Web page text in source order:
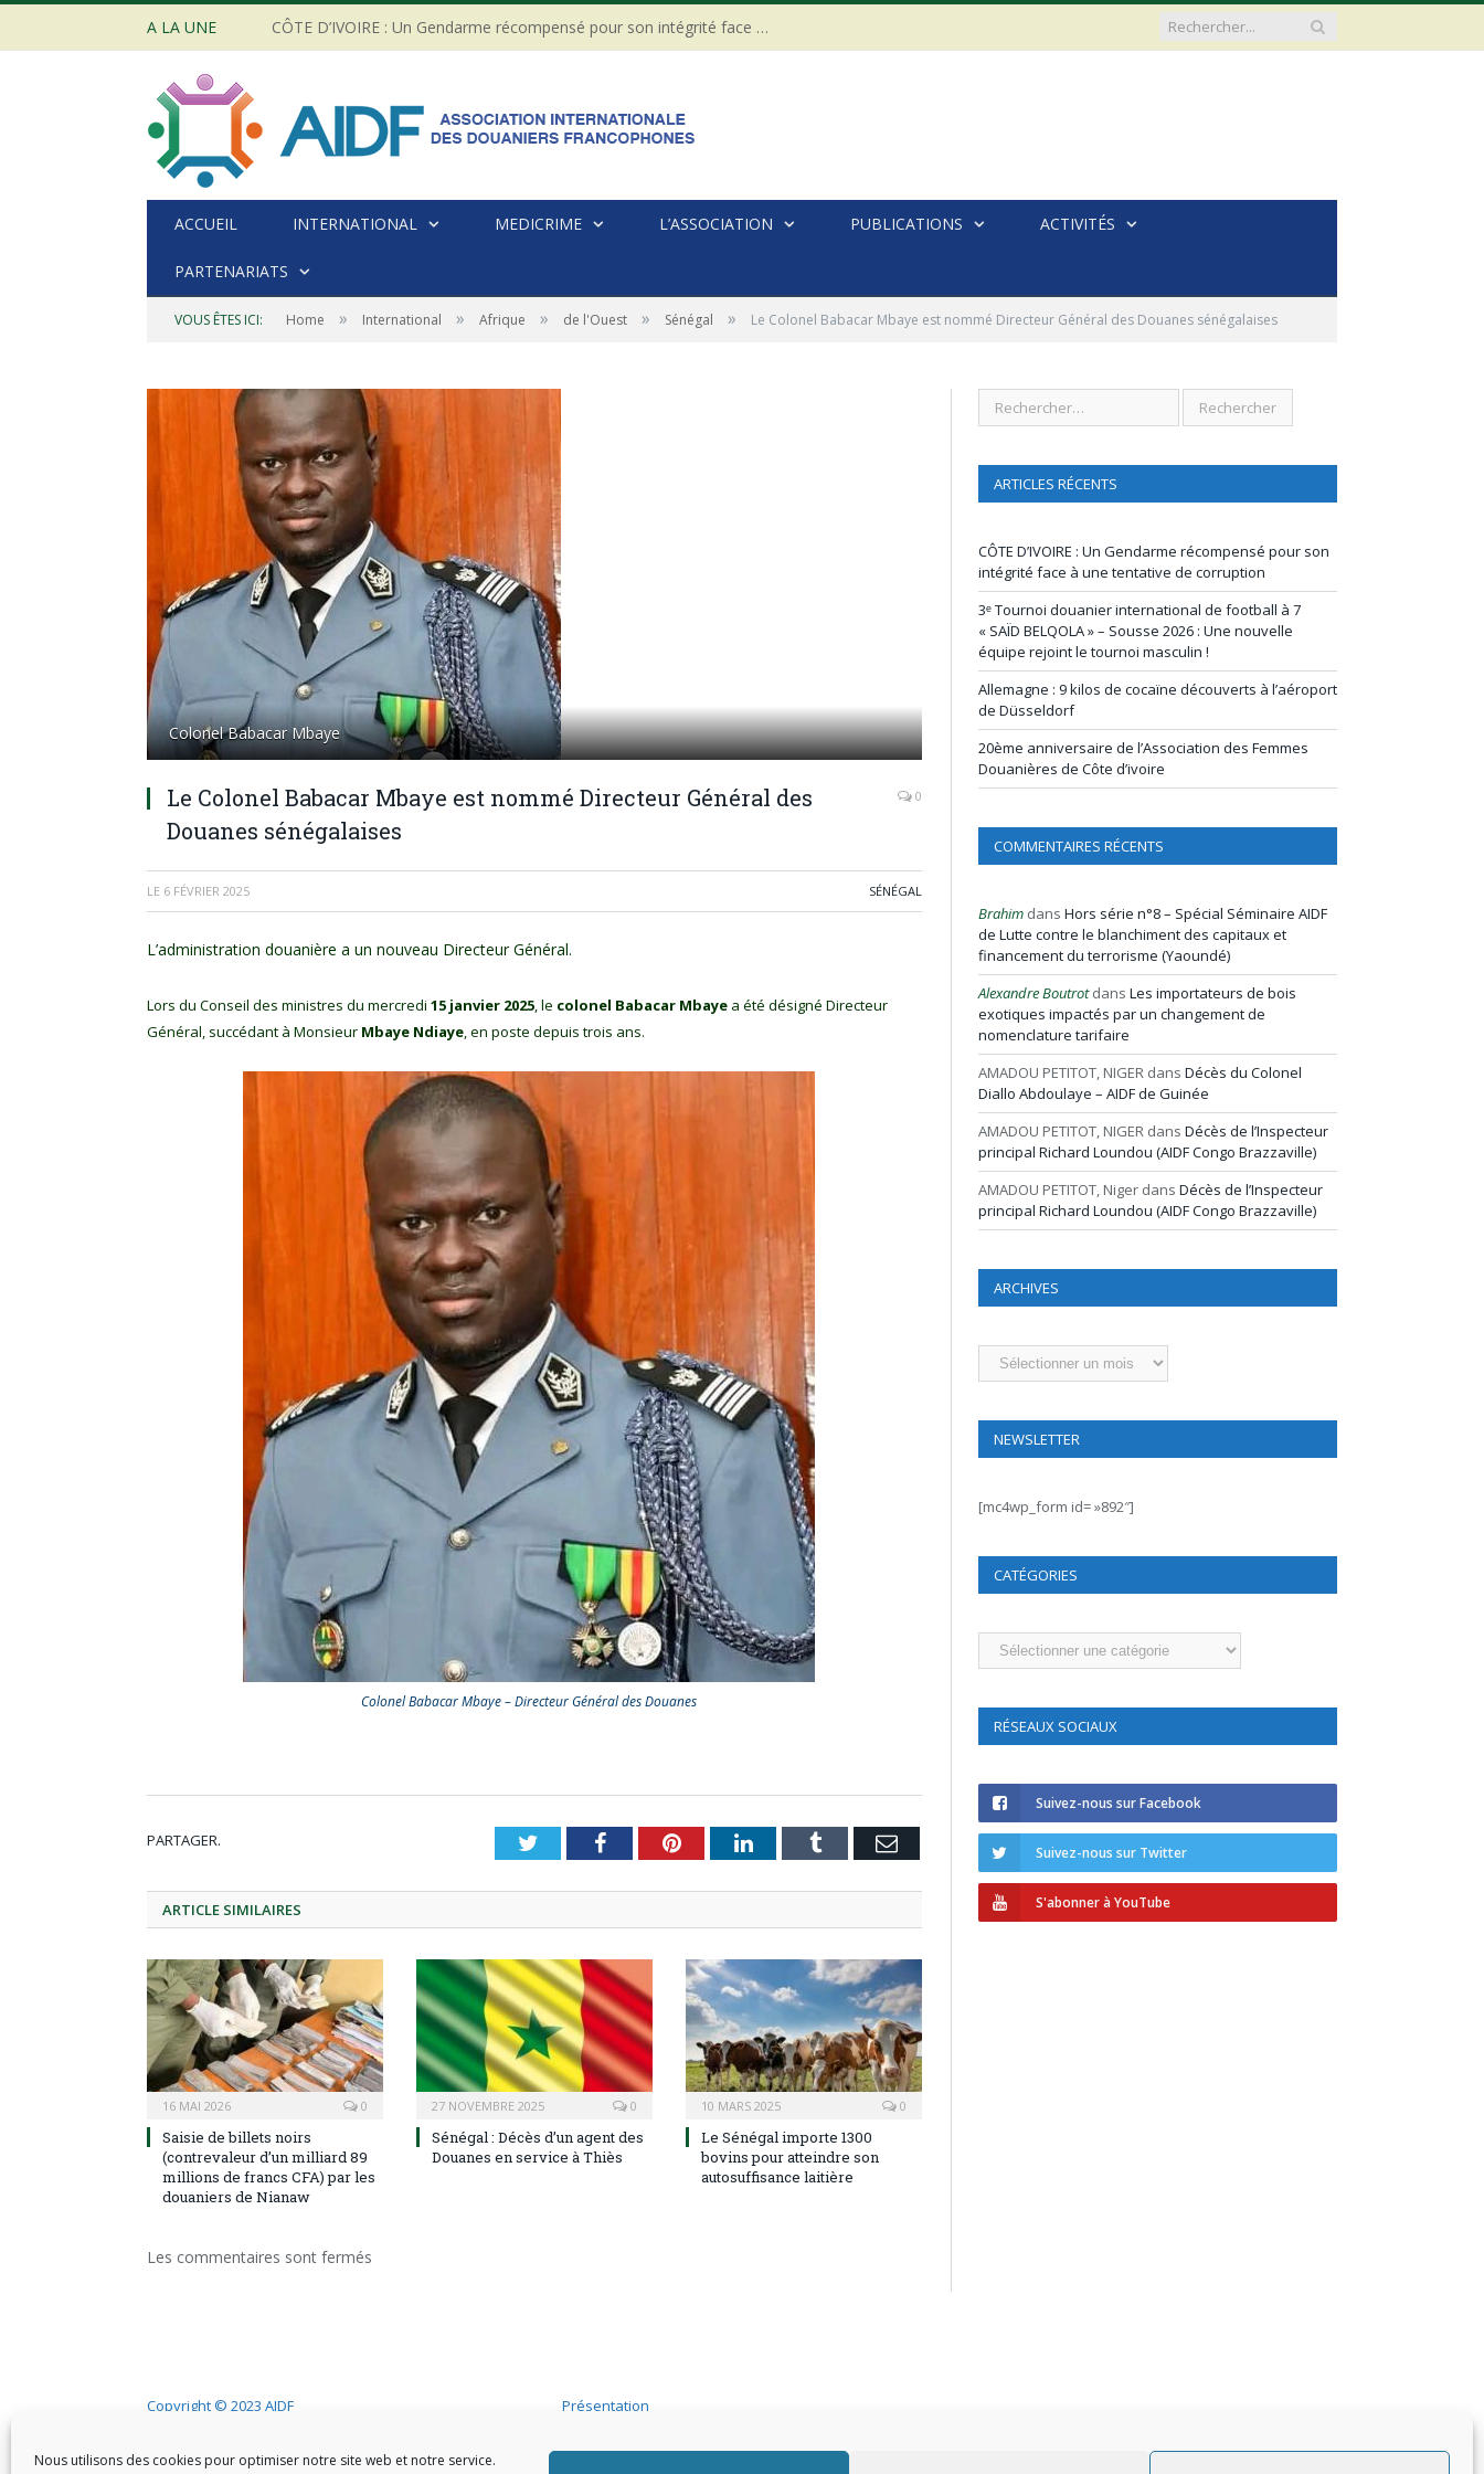
Nous utilisons des cookies pour optimiser notre site web et notre service.
A LA UNE CÔTE D’IVOIRE : Un Gendarme récompensé pour son intégrité face à une tentative de corruption
ACCUEIL INTERNATIONAL MEDICRIME L’ASSOCIATION PUBLICATIONS ACTIVITÉS
PARTENARIATS
VOUS ÊTES ICI: Home » International » Afrique » de l'Ouest » Sénégal » Le Colonel Babacar Mbaye est nommé Directeur Général des Douanes sénégalaises
Colonel Babacar Mbaye
Le Colonel Babacar Mbaye est nommé Directeur Général des
Douanes sénégalaises
0
LE 6 FÉVRIER 2025 SÉNÉGAL
L’administration douanière a un nouveau Directeur Général.
Lors du Conseil des ministres du mercredi 15 janvier 2025, le colonel Babacar Mbaye a été désigné Directeur
Général, succédant à Monsieur Mbaye Ndiaye, en poste depuis trois ans.
Colonel Babacar Mbaye – Directeur Général des Douanes
PARTAGER. TwitterFacebookPinterestLinkedInTumblr Email
ARTICLE SIMILAIRES
16 MAI 2026 0
Saisie de billets noirs
(contrevaleur d’un milliard 89
millions de francs CFA) par les
douaniers de Nianaw
27 NOVEMBRE 2025 0
Sénégal : Décès d’un agent des
Douanes en service à Thiès
10 MARS 2025 0
Le Sénégal importe 1300
bovins pour atteindre son
autosuffisance laitière
Les commentaires sont fermés
ARTICLES RÉCENTS
CÔTE D’IVOIRE : Un Gendarme récompensé pour son
intégrité face à une tentative de corruption
3ᵉ Tournoi douanier international de football à 7
« SAÏD BELQOLA » – Sousse 2026 : Une nouvelle
équipe rejoint le tournoi masculin !
Allemagne : 9 kilos de cocaïne découverts à l’aéroport
de Düsseldorf
20ème anniversaire de l’Association des Femmes
Douanières de Côte d’ivoire
COMMENTAIRES RÉCENTS
Brahim dans Hors série n°8 – Spécial Séminaire AIDF
de Lutte contre le blanchiment des capitaux et
financement du terrorisme (Yaoundé)
Alexandre Boutrotdans Les importateurs de bois
exotiques impactés par un changement de
nomenclature tarifaire
AMADOU PETITOT, NIGER dans Décès du Colonel
Diallo Abdoulaye – AIDF de Guinée
AMADOU PETITOT, NIGER dans Décès de l’Inspecteur
principal Richard Loundou (AIDF Congo Brazzaville)
AMADOU PETITOT, Niger dans Décès de l’Inspecteur
principal Richard Loundou (AIDF Congo Brazzaville)
ARCHIVES
Archives
NEWSLETTER
[mc4wp_form id= »892″]
CATÉGORIES
Catégories
RÉSEAUX SOCIAUX
Suivez-nous sur Facebook
Suivez-nous sur Twitter
S'abonner à YouTube
Copyright © 2023 AIDF Présentation
Adhérer